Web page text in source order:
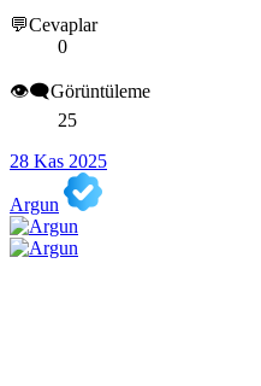
💬Cevaplar
0
👁️‍🗨️Görüntüleme
25
28 Kas 2025
Argun